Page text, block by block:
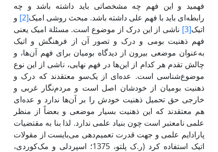
فهمید و ‌این فهم چه مشخصاتی باید داشته باشد و چه
رابطه‌ای باید با فهم علی داشته باشد. مبحث روشی امیک[2]
و
اتیک[3]
ناشی از ‌این درک از موضوع است. مسئلة امیک یعنی
فهم ذهنیت بومی ‌و درک و تصور آن از فرهنگش و اتیک
به‌عنوان موضعی بیرون از دیدگاه بومیان برای فهم آن‌ها، و
چالش تقدم هر کدام از‌ این‌ها در فهم نهایی، ناشی از ‌این نوع
موضوع‌شناسی است. عده‌ای از یک‌سو معتقدند که درک و
ذهنیت بومیان از خودشان اصل است و مردم‌نگار غربی و
خارجی حق تحمیل ذهنیت خودش را بر آن‌ها ندارد و عده‌ای
هم معتقدند که ‌این ذهنیت بسیار موضعی و بعضاً از منظر
علمی ‌نامعتبر است چون بنیاد علمی ندارد. لذا بنا به مقتضیات
پارادایم علمی ‌و جهت قدرت تعمیم‌دهی می‌بایست از مقولات
اتیک استفاده کرد (ر.ک پلتو، 1375؛ اسپردلی و مک‌کوردی،